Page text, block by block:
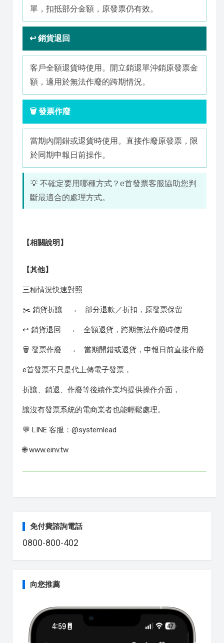
單，扣抵部分金額，原發票仍有效。
↩️ 銷貨退回
客戶全額退貨時使用。開立銷退單沖銷原發票金
額，適用於無法作廢的跨期情況。
🗑️ 發票作廢
當期內開錯或退貨時使用。直接作廢原發票，限
於同期申報日前操作。
💡 不確定要用哪種方式？e首發票客服協助您判
斷最適合的處理方式。
【相關說明】
【其他】
三種情況快速對照
✂️ 銷貨折讓 → 部分退款／折扣，原發票保留
↩️ 銷貨退回 → 全額退貨，跨期無法作廢時使用
🗑️ 發票作廢 → 當期開錯或退貨，申報日前直接作廢
e首發票不只是代上傳電子發票，
折讓、銷退、作廢等後續作業均提供操作介面，
讓沒有發票系統的電商業者也能輕鬆處理。
💬 LINE 客服：@systemlead
🌐 www.einv.tw
免付費諮詢電話
0800-800-402
向您推薦